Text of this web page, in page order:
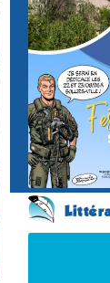
du 22 au
Festival